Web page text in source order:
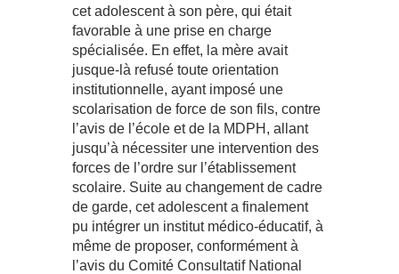
cet adolescent à son père, qui était
favorable à une prise en charge
spécialisée. En effet, la mère avait
jusque-là refusé toute orientation
institutionnelle, ayant imposé une
scolarisation de force de son fils, contre
l’avis de l’école et de la MDPH, allant
jusqu’à nécessiter une intervention des
forces de l’ordre sur l’établissement
scolaire. Suite au changement de cadre
de garde, cet adolescent a finalement
pu intégrer un institut médico-éducatif, à
même de proposer, conformément à
l’avis du Comité Consultatif National